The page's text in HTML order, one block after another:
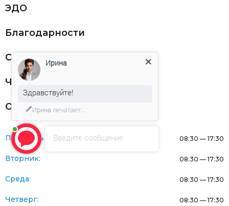
ЭДО
Благодарности
Статьи
Частникам
Оферта
Понедельник: 08:30 — 17:30
Вторник: 08:30 — 17:30
Среда: 08:30 — 17:30
Четверг: 08:30 — 17:30
Введите сообщение
Ирина
Здравствуйте!
Ирина печатает...